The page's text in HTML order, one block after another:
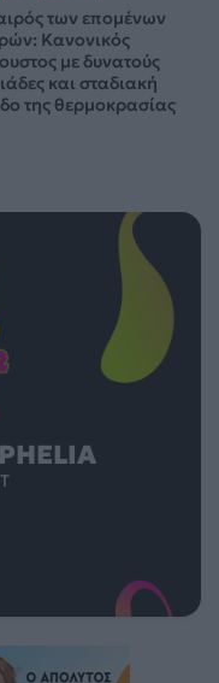
των επομένων
Κανονικός
με δυνατούς
και σταδιακή
της θερμοκρασίας